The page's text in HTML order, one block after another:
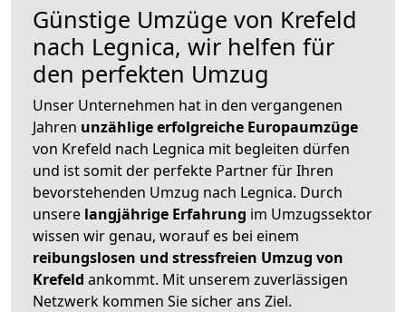
Günstige Umzüge von Krefeld
nach Legnica, wir helfen für
den perfekten Umzug
Unser Unternehmen hat in den vergangenen
Jahren unzählige erfolgreiche Europaumzüge
von Krefeld nach Legnica mit begleiten dürfen
und ist somit der perfekte Partner für Ihren
bevorstehenden Umzug nach Legnica. Durch
unsere langjährige Erfahrung im Umzugssektor
wissen wir genau, worauf es bei einem
reibungslosen und stressfreien Umzug von
Krefeld ankommt. Mit unserem zuverlässigen
Netzwerk kommen Sie sicher ans Ziel.